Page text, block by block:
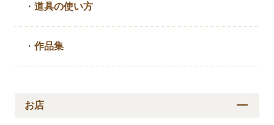
・道具の使い方
・作品集
お店